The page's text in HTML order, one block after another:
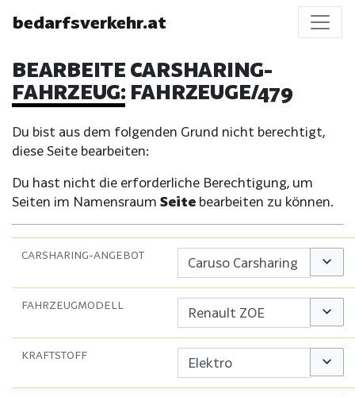
bedarfsverkehr.at
BEARBEITE CARSHARING-
FAHRZEUG: FAHRZEUGE/479
Du bist aus dem folgenden Grund nicht berechtigt,
diese Seite bearbeiten:
Du hast nicht die erforderliche Berechtigung, um
Seiten im Namensraum Seite bearbeiten zu können.
CARSHARING-ANGEBOT
FAHRZEUGMODELL
KRAFTSTOFF